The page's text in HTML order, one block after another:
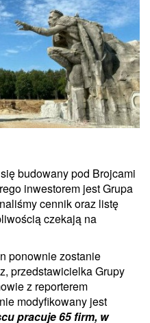
budowany pod Brojcami
inwestorem jest Grupa
cennik oraz listę
czekają na
ponownie zostanie
przedstawicielka Grupy
z reporterem
modyfikowany jest
pracuje 65 firm, w